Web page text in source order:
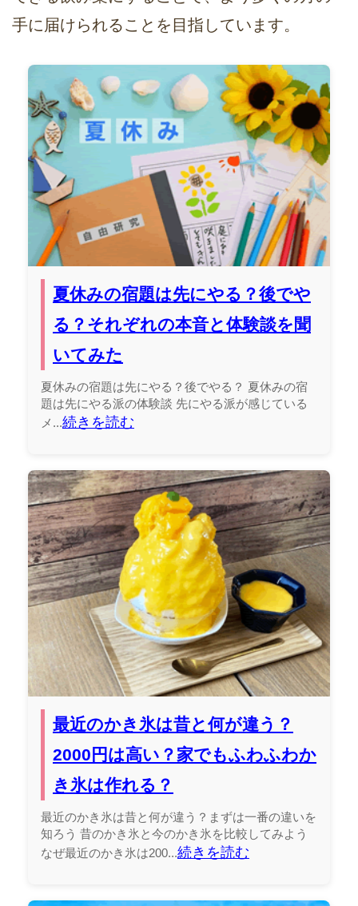
手に届けられることを目指しています。
夏休みの宿題は先にやる？後でや
る？それぞれの本音と体験談を聞
いてみた
夏休みの宿題は先にやる？後でやる？ 夏休みの宿
題は先にやる派の体験談 先にやる派が感じている
メ...続きを読む
最近のかき氷は昔と何が違う？
2000円は高い？家でもふわふわか
き氷は作れる？
最近のかき氷は昔と何が違う？まずは一番の違いを
知ろう 昔のかき氷と今のかき氷を比較してみよう
なぜ最近のかき氷は200...続きを読む